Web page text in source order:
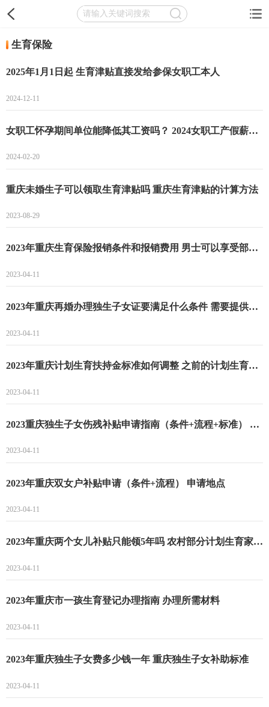
生育保险
2025年1月1日起 生育津贴直接发给参保女职工本人
2024-12-11
女职工怀孕期间单位能降低其工资吗？ 2024女职工产假薪资问题一览
2024-02-20
重庆未婚生子可以领取生育津贴吗 重庆生育津贴的计算方法
2023-08-29
2023年重庆生育保险报销条件和报销费用 男士可以享受部分待遇
2023-04-11
2023年重庆再婚办理独生子女证要满足什么条件 需要提供什么材料
2023-04-11
2023年重庆计划生育扶持金标准如何调整 之前的计划生育家庭还能享受有关待遇吗
2023-04-11
2023重庆独生子女伤残补贴申请指南（条件+流程+标准） 申请受理人员
2023-04-11
2023年重庆双女户补贴申请（条件+流程） 申请地点
2023-04-11
2023年重庆两个女儿补贴只能领5年吗 农村部分计划生育家庭奖励扶助制度
2023-04-11
2023年重庆市一孩生育登记办理指南 办理所需材料
2023-04-11
2023年重庆独生子女费多少钱一年 重庆独生子女补助标准
2023-04-11